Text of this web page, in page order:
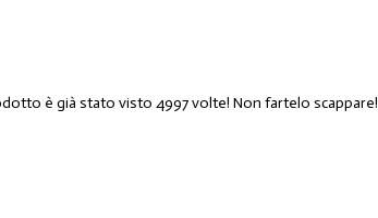
è già stato visto 4997 volte! Non fartelo scappare!